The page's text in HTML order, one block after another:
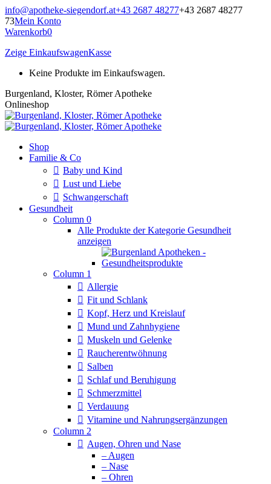
Zum
Inhalt
springen
info@apotheke-siegendorf.at+43 2687 48277+43 2687 48277
73Mein Konto
Warenkorb0
Zeige EinkaufswagenKasse
Keine Produkte im Einkaufswagen.
Burgenland, Kloster, Römer Apotheke
Onlineshop
Shop
Familie & Co
Baby und Kind
Lust und Liebe
Schwangerschaft
Gesundheit
Column 0
Alle Produkte der Kategorie Gesundheit
anzeigen
Column 1
Allergie
Fit und Schlank
Kopf, Herz und Kreislauf
Mund und Zahnhygiene
Muskeln und Gelenke
Raucherentwöhnung
Salben
Schlaf und Beruhigung
Schmerzmittel
Verdauung
Vitamine und Nahrungsergänzungen
Column 2
Augen, Ohren und Nase
– Augen
– Nase
– Ohren